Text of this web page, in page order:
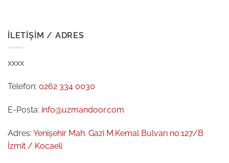
İLETIŞIM / ADRES
xxxx
Telefon: 0262 334 0030
E-Posta: info@uzmandoor.com
Adres: Yenişehir Mah. Gazi M.Kemal Bulvarı no:127/B
İzmit / Kocaeli